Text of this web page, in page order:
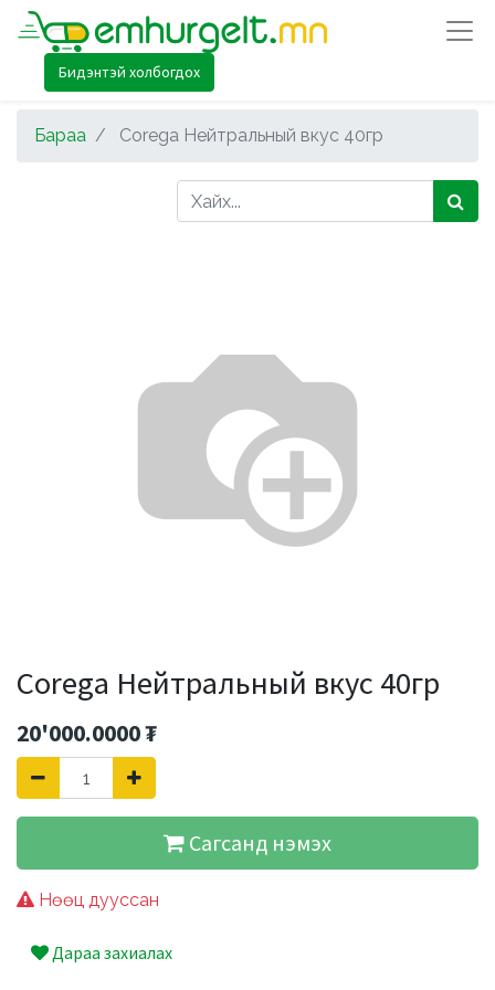
Бидэнтэй холбогдох
Бараа Corega Нейтральный вкус 40гр
Corega Нейтральный вкус 40гр
20'000.0000₮
Сагсанд нэмэх
Нөөц дууссан
Дараа захиалах